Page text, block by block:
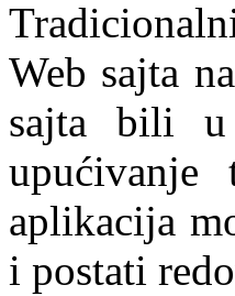
Web sajta
sajta bili u
aplikacija
i postati